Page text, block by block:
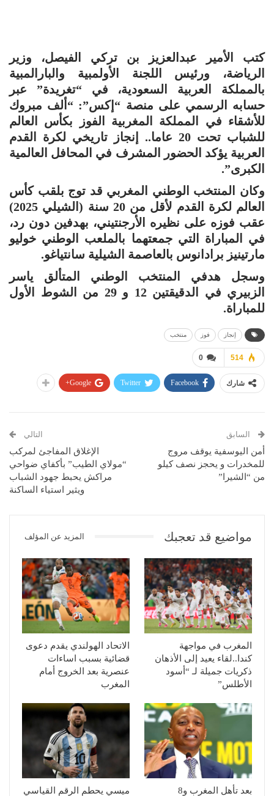
كتب الأمير عبدالعزيز بن تركي الفيصل، وزير
الرياضة، ورئيس اللجنة الأولمبية والبارالمبية
بالمملكة العربية السعودية، في “تغريدة” عبر
حسابه الرسمي على منصة “إكس”: “ألف مبروك
للأشقاء في المملكة المغربية الفوز بكأس العالم
للشباب تحت 20 عاما.. إنجاز تاريخي لكرة القدم
العربية يؤكد الحضور المشرف في المحافل العالمية
الكبرى”.
وكان المنتخب الوطني المغربي قد توج بلقب كأس
العالم لكرة القدم لأقل من 20 سنة (الشيلي 2025)
عقب فوزه على نظيره الأرجنتيني، بهدفين دون رد،
في المباراة التي جمعتهما بالملعب الوطني خوليو
مارتينيز برادانوس بالعاصمة الشيلية سانتياغو.
وسجل هدفي المنتخب الوطني المتألق ياسر
الزبيري في الدقيقتين 12 و 29 من الشوط الأول
للمباراة.
إنجاز فوز منتخب
0 514
شارك Facebook
Twitter
Google+
السابق
أمن اليوسفية يوقف مروج
للمخدرات و يحجز نصف كيلو
من “الشيرا”
التالي
الإغلاق المفاجئ لمركب
“مولاي الطيب” بأكفاي ضواحي
مراكش يحبط جهود الشباب
ويثير استياء الساكنة
مواضيع قد تعجبك المزيد عن المؤلف
المغرب في مواجهة
كندا..لقاء يعيد إلى الأذهان
ذكريات جميلة لـ “أسود
الأطلس”
الاتحاد الهولندي يقدم دعوى
قضائية بسبب اساءات
عنصرية بعد الخروج أمام
المغرب
بعد تأهل المغرب و8 ميسي يحطم الرقم القياسي